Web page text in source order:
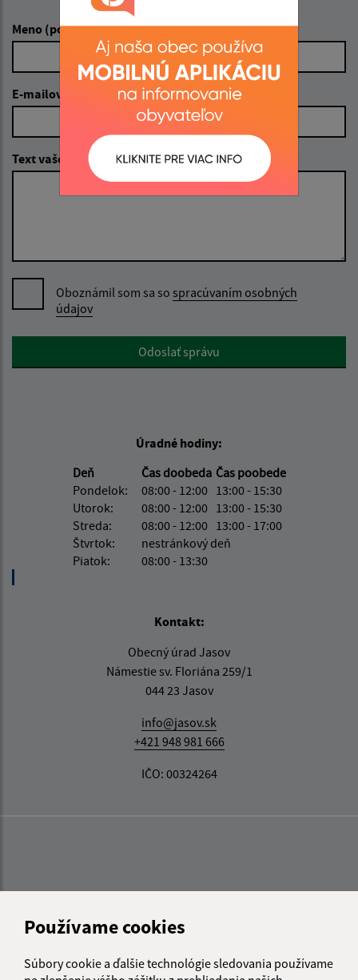
Používame cookies
Súbory cookie a ďalšie technológie sledovania používame
Meno (povinné)
E-mailová adresa (povinné)
Text vašej správy (povinné)
Oboznámil som sa so spracúvaním osobných
údajov
Google reCaptcha ResponseOdoslať správu
Úradné hodiny:
Deň
Čas doobeda Čas poobede
Pondelok:
08:00 - 12:00 13:00 - 15:30
Utorok:
08:00 - 12:00 13:00 - 15:30
Streda:
08:00 - 12:00 13:00 - 17:00
Štvrtok:
nestránkový deň
Piatok:
08:00 - 13:30
Kontakt:
Obecný úrad Jasov
Námestie sv. Floriána 259/1
044 23 Jasov
info@jasov.sk
+421 948 981 666
IČO: 00324264